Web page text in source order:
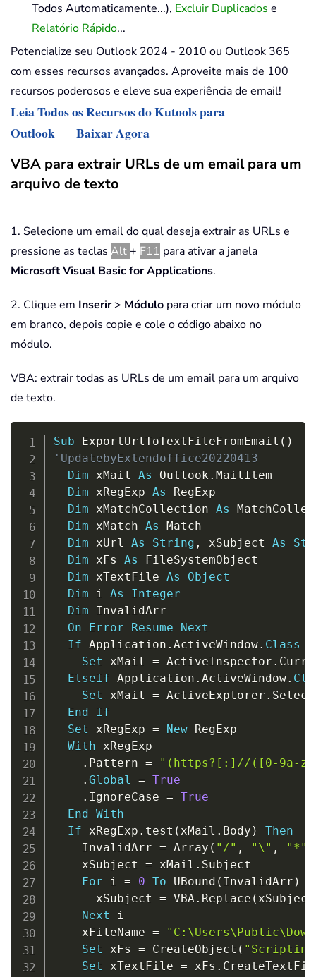
Todos Automaticamente...), Excluir Duplicados e
Relatório Rápido...
Potencialize seu Outlook 2024 - 2010 ou Outlook 365
com esses recursos avançados. Aproveite mais de 100
recursos poderosos e eleve sua experiência de email!
Leia Todos os Recursos do Kutools para
Outlook
Baixar Agora
VBA para extrair URLs de um email para um
arquivo de texto
1. Selecione um email do qual deseja extrair as URLs e
pressione as teclas Alt+ F11 para ativar a janela
Microsoft Visual Basic for Applications.
2. Clique em Inserir> Módulo para criar um novo módulo
em branco, depois copie e cole o código abaixo no
módulo.
VBA: extrair todas as URLs de um email para um arquivo
de texto.
Sub ExportUrlToTextFileFromEmail ( )
'UpdatebyExtendoffice20220413
Dim xMail As Outlook . MailItem
Dim xRegExp As RegExp
Dim xMatchCollection As
Dim xMatch As Match
Dim xUrl As String , xSubject As
Dim xFs As FileSystemObject
Dim xTextFile As
Object
Dim i As
Integer
Dim InvalidArr
On
Error Resume
Next
If Application . ActiveWindow. Class
Set xMail = ActiveInspector .
ElseIf Application . ActiveWindow.
Set xMail = ActiveExplorer .
End
If
Set xRegExp = New RegExp
With xRegExp
. Pattern =
"(https?[:]//([0-9a-
. Global = True
. IgnoreCase = True
End
With
If xRegExp . test ( xMail . Body )
Then
    InvalidArr
= Array ( "/" , "\" , "*"
    xSubject
= xMail . Subject
For i = 0 To UBound ( InvalidArr )
      xSubject
= VBA. Replace ( xSubject
Next i
    xFileName
=
Set xFs = CreateObject (
Set xTextFile = xFs .
Copy